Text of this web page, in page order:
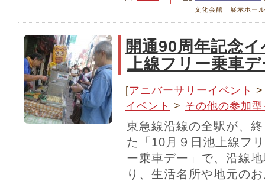
文化会館 展示ホー
開通90周年記念
上線フリー乗車
[アニバーサリーイベント
イベント > その他の参加
東急線沿線の全駅が、
た「10月９日池上線フ
ー乗車デー」で、沿線
り、生活名所や地元の